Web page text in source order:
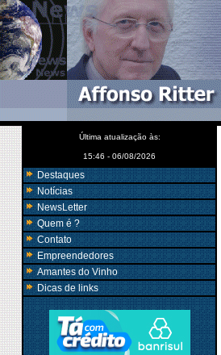
Última atualização às:
15:46 - 06/08/2026
Destaques
Notícias
NewsLetter
Quem é ?
Contato
Empreendedores
Amantes do Vinho
Dicas de links